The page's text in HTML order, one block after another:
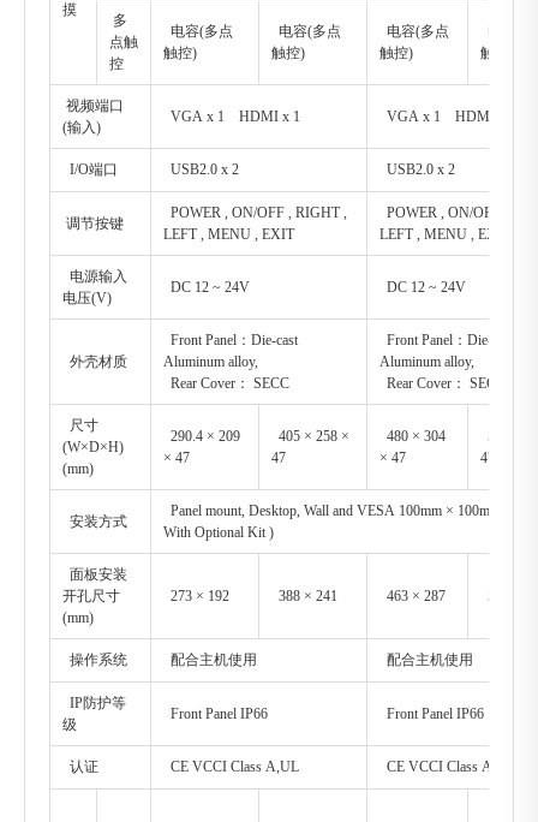
摸
多
点触
控
电容(多点
触控)
电容(多点
触控)
电容(多点
触控)
触控)
视频端口
(输入)
VGA x 1 HDMI x 1 VGA x 1 HDMI x 1
I/O端口 USB2.0 x 2 USB2.0 x 2
调节按键
POWER , ON/OFF , RIGHT ,
LEFT , MENU , EXIT
POWER , ON/OFF ,
LEFT , MENU , EXIT
电源输入
电压(V)
DC 12 ~ 24V DC 12 ~ 24V
外壳材质
Front Panel：Die-cast
Aluminum alloy,
Rear Cover： SECC
Front Panel：Die-cast
Aluminum alloy,
Rear Cover： SECC
尺寸
(W×D×H)
(mm)
290.4 × 209
× 47
405 × 258 ×
47
480 × 304
× 47
550 ×
47
安装方式
Panel mount, Desktop, Wall and VESA 100mm × 100mm
With Optional Kit )
面板安装
开孔尺寸
(mm)
273 × 192 388 × 241 463 × 287 533 ×
操作系统 配合主机使用 配合主机使用
IP防护等
级
Front Panel IP66 Front Panel IP66
认证 CE VCCI Class A,UL CE VCCI Class A,UL